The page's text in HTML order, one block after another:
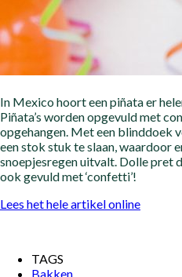
In Mexico hoort een piñata er
Piñata’s worden opgevuld met
opgehangen. Met een blinddoek
een stok stuk te slaan, waardoor
snoepjesregen uitvalt. Dolle pret
ook gevuld met ‘confetti’!
Lees het hele artikel online
TAGS
Bakken